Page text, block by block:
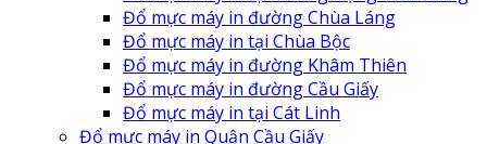
Đổ mực máy in đường Chùa Láng
Đổ mực máy in tại Chùa Bộc
Đổ mực máy in đường Khâm Thiên
Đổ mực máy in đường Cầu Giấy
Đổ mực máy in tại Cát Linh
Đổ mực máy in Quận Cầu Giấy